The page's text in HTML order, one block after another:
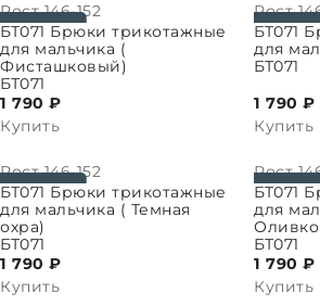
Рост 146-152
БТ071 Брюки трикотажные
для мальчика (
Фисташковый)
БТ071
1 790 ₽
Купить
Рост
ВЫБРАТЬ
БТ071
для
БТ071
1 790 ₽
Купить
Рост 146-152
БТ071 Брюки трикотажные
для мальчика ( Темная
охра)
БТ071
1 790 ₽
Купить
Рост
ВЫБРАТЬ
БТ071
для
БТ071
1 790 ₽
Купить